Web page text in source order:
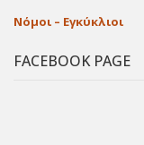
Νόμοι – Εγκύκλιοι
FACEBOOK PAGE